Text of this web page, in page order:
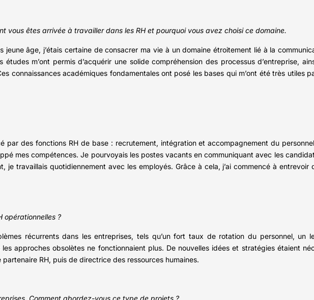
vous êtes arrivée à travailler dans les RH et pourquoi vous avez choisi ce domaine.
jeune âge, j’étais certaine de consacrer ma vie à un domaine étroitement lié à la
m’ont permis d’acquérir une solide compréhension des processus d’entreprise,
connaissances académiques fondamentales ont posé les bases qui m’ont été très utiles
par des fonctions RH de base : recrutement, intégration et accompagnement du
mes compétences. Je pourvoyais les postes vacants en communiquant avec les
travaillais quotidiennement avec les employés. Grâce à cela, j’ai commencé à entrevoir
opérationnelles ?
récurrents dans les entreprises, tels qu’un fort taux de rotation du personnel, un
approches obsolètes ne fonctionnaient plus. De nouvelles idées et stratégies étaient
RH, puis de directrice des ressources humaines.